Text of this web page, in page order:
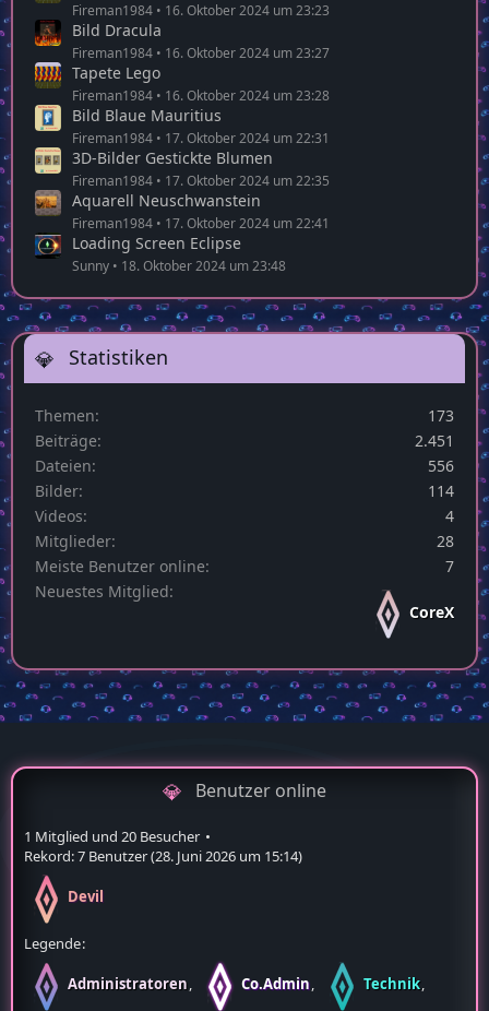
Fireman1984 16. Oktober 2024 um 23:23
Bild Dracula
Fireman1984 16. Oktober 2024 um 23:27
Tapete Lego
Fireman1984 16. Oktober 2024 um 23:28
Bild Blaue Mauritius
Fireman1984 17. Oktober 2024 um 22:31
3D-Bilder Gestickte Blumen
Fireman1984 17. Oktober 2024 um 22:35
Aquarell Neuschwanstein
Fireman1984 17. Oktober 2024 um 22:41
Loading Screen Eclipse
Sunny 18. Oktober 2024 um 23:48
Statistiken
Themen
173
Beiträge
2.451
Dateien
556
Bilder
114
Videos
4
Mitglieder
28
Meiste Benutzer online
7
Neuestes Mitglied
CoreX
Benutzer online
1 Mitglied und 20 Besucher
Rekord: 7 Benutzer (28. Juni 2026 um 15:14)
Devil
Legende
Administratoren Co.Admin Technik